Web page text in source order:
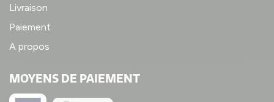
Livraison
Paiement
A propos
MOYENS DE PAIEMENT